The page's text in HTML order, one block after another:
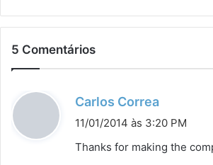
5 Comentários
Carlos Correa
i
s
11/01/2014 às 3:20 PM
Thanks for making the